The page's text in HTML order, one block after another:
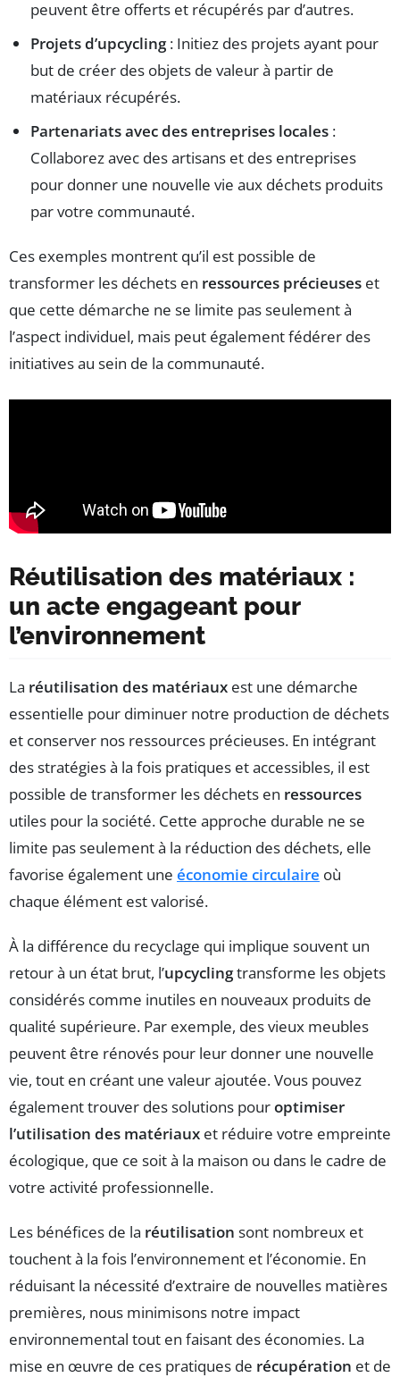
peuvent être offerts et récupérés par d’autres.
Projets d’upcycling: Initiez des projets ayant pour
but de créer des objets de valeur à partir de
matériaux récupérés.
Partenariats avec des entreprises locales :
Collaborez avec des artisans et des entreprises
pour donner une nouvelle vie aux déchets produits
par votre communauté.
Ces exemples montrent qu’il est possible de
transformer les déchets en ressources précieuses et
que cette démarche ne se limite pas seulement à
l’aspect individuel, mais peut également fédérer des
initiatives au sein de la communauté.
Réutilisation des matériaux :
un acte engageant pour
l’environnement
La réutilisation des matériaux est une démarche
essentielle pour diminuer notre production de déchets
et conserver nos ressources précieuses. En intégrant
des stratégies à la fois pratiques et accessibles, il est
possible de transformer les déchets en ressources
utiles pour la société. Cette approche durable ne se
limite pas seulement à la réduction des déchets, elle
favorise également une économie circulaire où
chaque élément est valorisé.
À la différence du recyclage qui implique souvent un
retour à un état brut, l’upcyclingtransforme les objets
considérés comme inutiles en nouveaux produits de
qualité supérieure. Par exemple, des vieux meubles
peuvent être rénovés pour leur donner une nouvelle
vie, tout en créant une valeur ajoutée. Vous pouvez
également trouver des solutions pouroptimiser
l’utilisation des matériaux et réduire votre empreinte
écologique, que ce soit à la maison ou dans le cadre de
votre activité professionnelle.
Les bénéfices de la réutilisation sont nombreux et
touchent à la fois l’environnement et l’économie. En
réduisant la nécessité d’extraire de nouvelles matières
premières, nous minimisons notre impact
environnemental tout en faisant des économies. La
mise en œuvre de ces pratiques de récupération et de